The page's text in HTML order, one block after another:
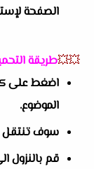
الصفحة
💥💥طريقة
اضغط على
الموضوع.
سوف تنتقل
قم بالنزول